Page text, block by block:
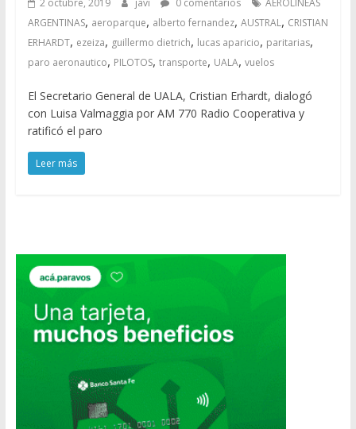
2 octubre, 2019 javi 0 comentarios
AEROLINEAS
ARGENTINAS, aeroparque, alberto fernandez, AUSTRAL, CRISTIAN
ERHARDT, ezeiza, guillermo dietrich, lucas aparicio, paritarias,
paro aeronautico, PILOTOS, transporte, UALA, vuelos
El Secretario General de UALA, Cristian Erhardt, dialogó
con Luisa Valmaggia por AM 770 Radio Cooperativa y
ratificó el paro
Leer más